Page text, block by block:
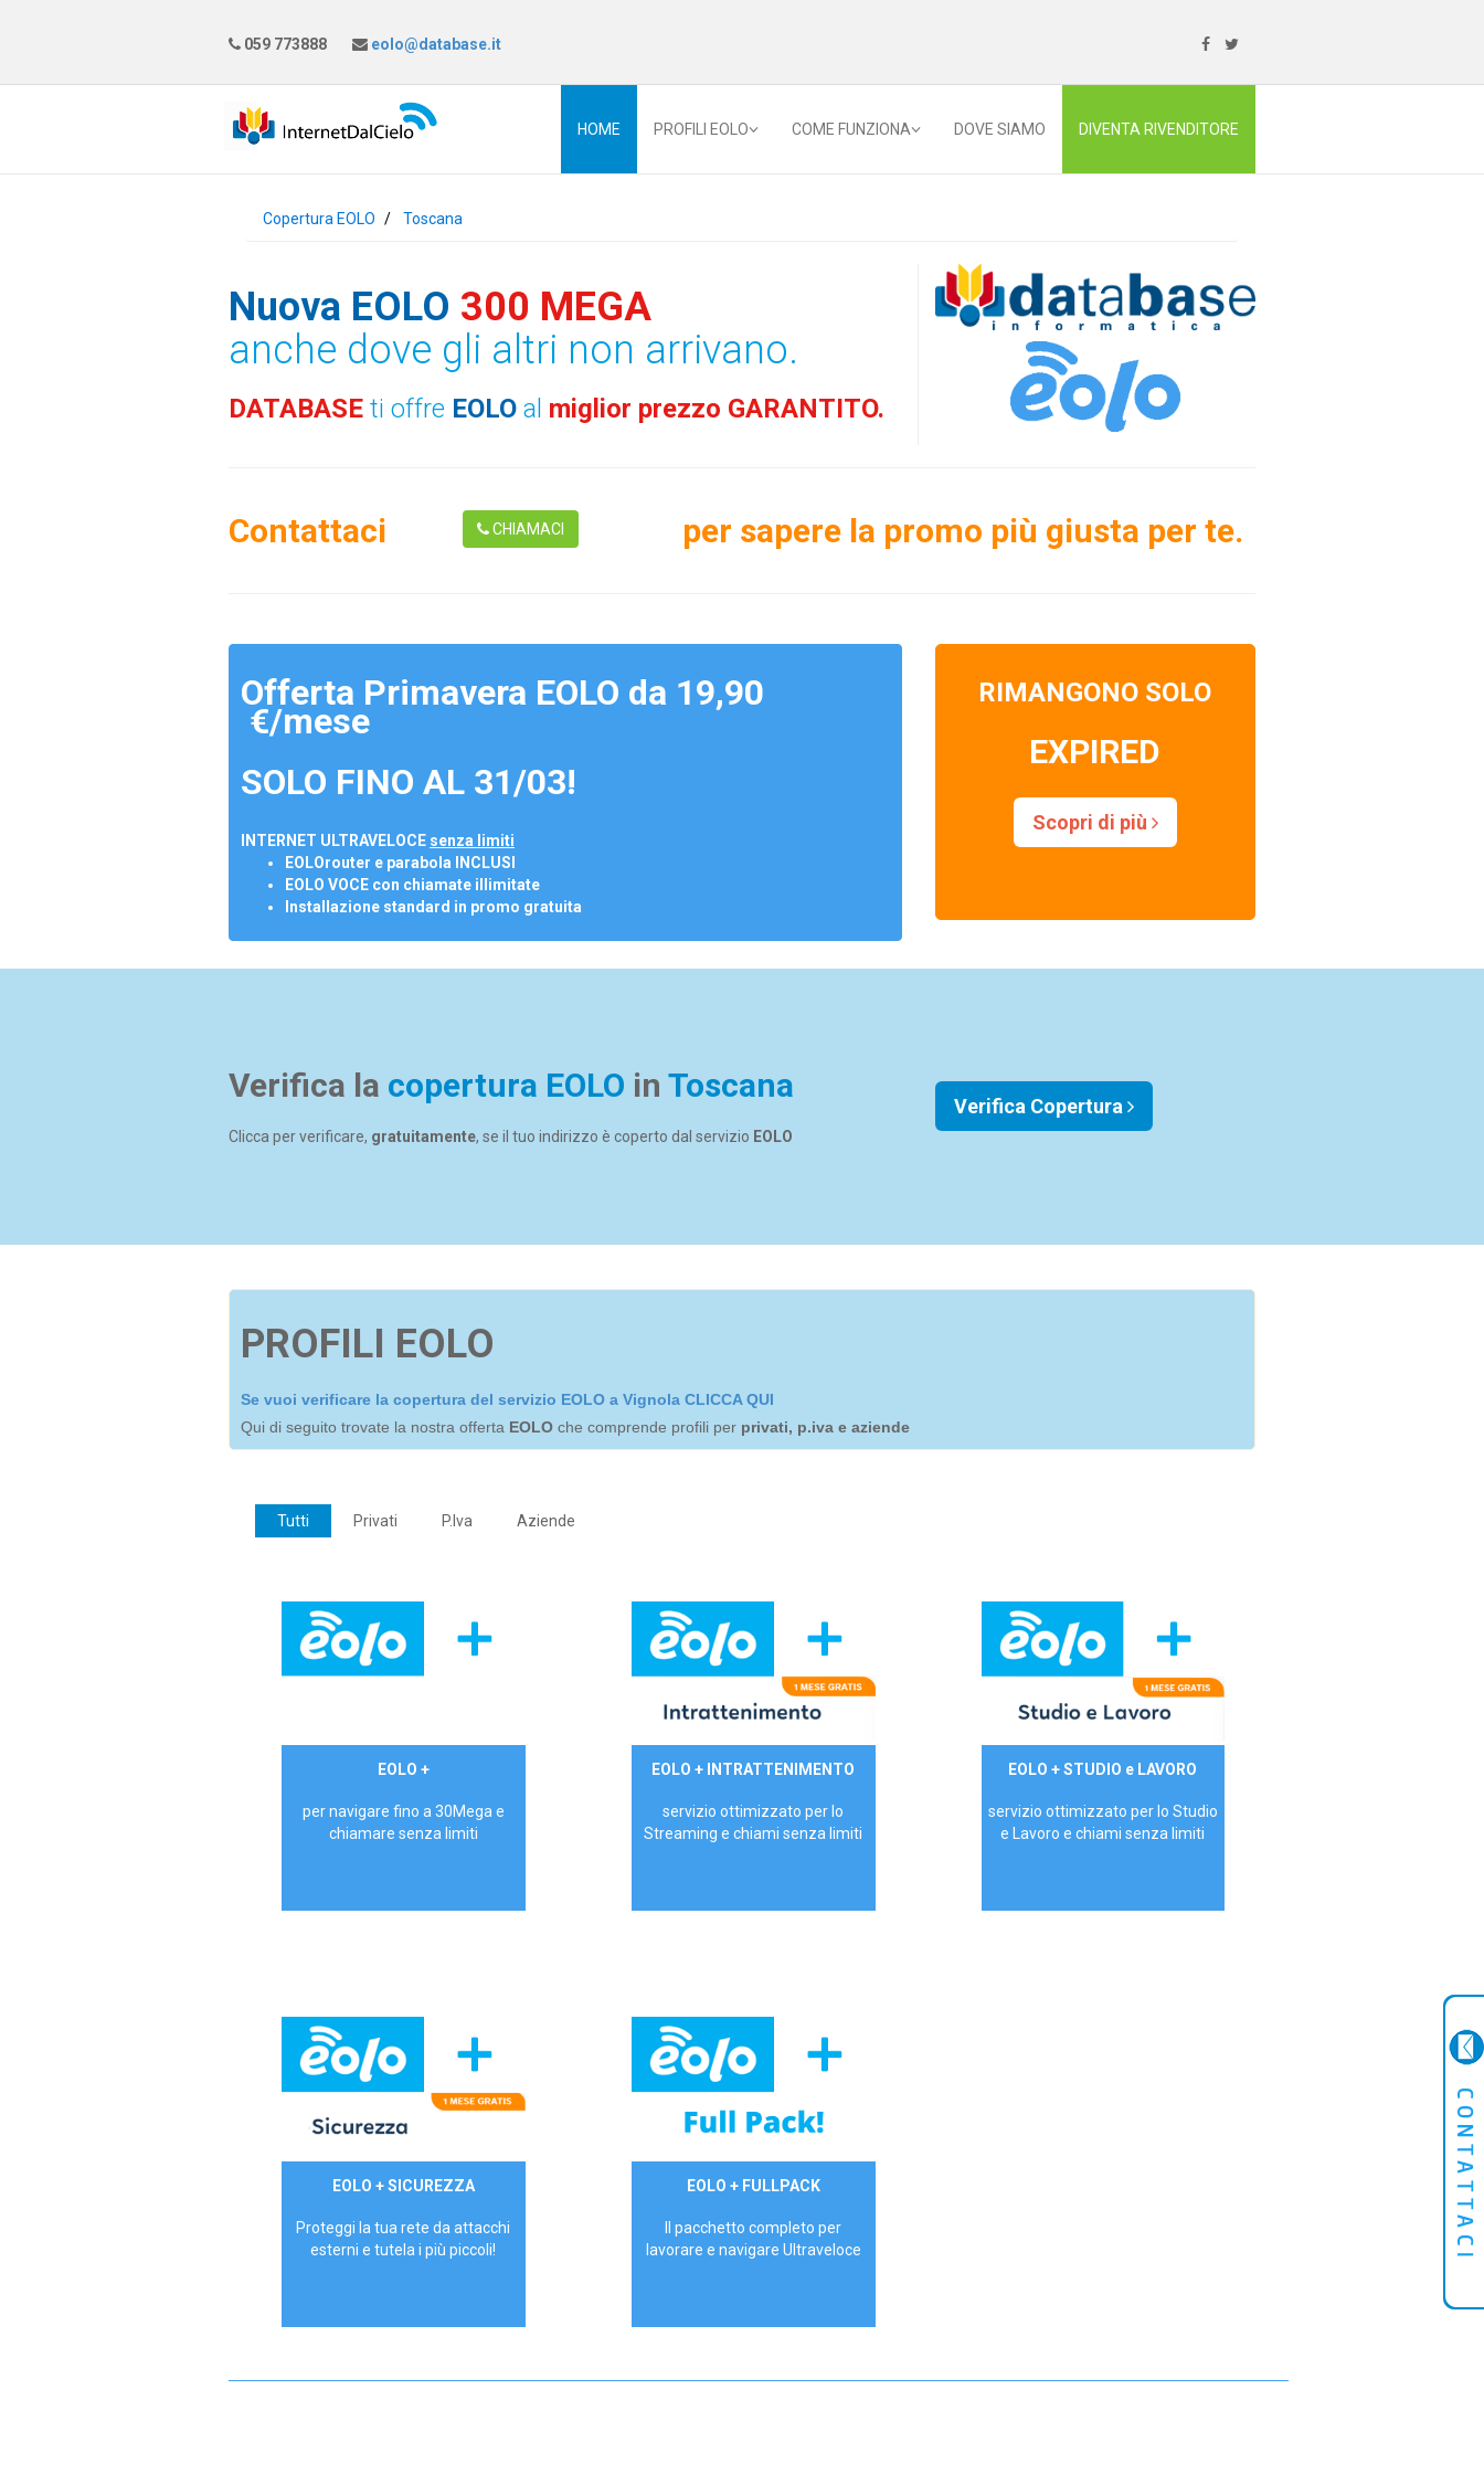
059 773888 eolo@database.it
HOME PROFILI EOLO COME FUNZIONA DOVE SIAMO DIVENTA RIVENDITORE
Copertura EOLO Toscana
Nuova EOLO 300 MEGA
anche dove gli altri non arrivano.
DATABASE ti offre EOLO al miglior prezzo GARANTITO.
Contattaci CHIAMACI per sapere la promo più giusta per te.
Offerta Primavera EOLO da 19,90
€/mese
SOLO FINO AL 31/03!
INTERNET ULTRAVELOCE senza limiti
EOLOrouter e parabola INCLUSI
EOLO VOCE con chiamate illimitate
Installazione standard in promo gratuita
RIMANGONO SOLO
EXPIRED
Scopri di più
Verifica la copertura EOLO in Toscana
Clicca per verificare, gratuitamente, se il tuo indirizzo è coperto dal servizio EOLO
Verifica Copertura
PROFILI EOLO
Se vuoi verificare la copertura del servizio EOLO a Vignola CLICCA QUI
Qui di seguito trovate la nostra offerta EOLO che comprende profili per privati, p.iva e aziende
Tutti Privati P.Iva Aziende
€ 24,90/meseEOLO +
per navigare fino a 30Mega e
chiamare senza limiti
29,90€/mese
EOLO + INTRATTENIMENTO
servizio ottimizzato per lo
Streaming e chiami senza limiti
29,90€/mese
EOLO + STUDIO e LAVORO
servizio ottimizzato per lo Studio
e Lavoro e chiami senza limiti
29,90€/mese
EOLO + SICUREZZA
Proteggi la tua rete da attacchi
esterni e tutela i più piccoli!
34,90 €/meseEOLO + FULLPACK
Il pacchetto completo per
lavorare e navigare Ultraveloce